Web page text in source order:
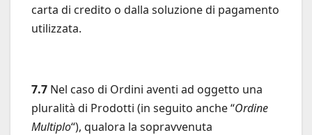
carta di credito o dalla soluzione di pagamento
utilizzata.
7.7 Nel caso di Ordini aventi ad oggetto una
pluralità di Prodotti (in seguito anche “Ordine
Multiplo“), qualora la sopravvenuta